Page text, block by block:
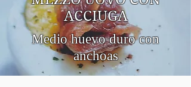
ACCIUGA
Medio huevo duro con
anchoas